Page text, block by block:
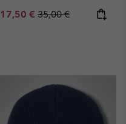
Sale price:
17,50 € Regular price:
35,00 €